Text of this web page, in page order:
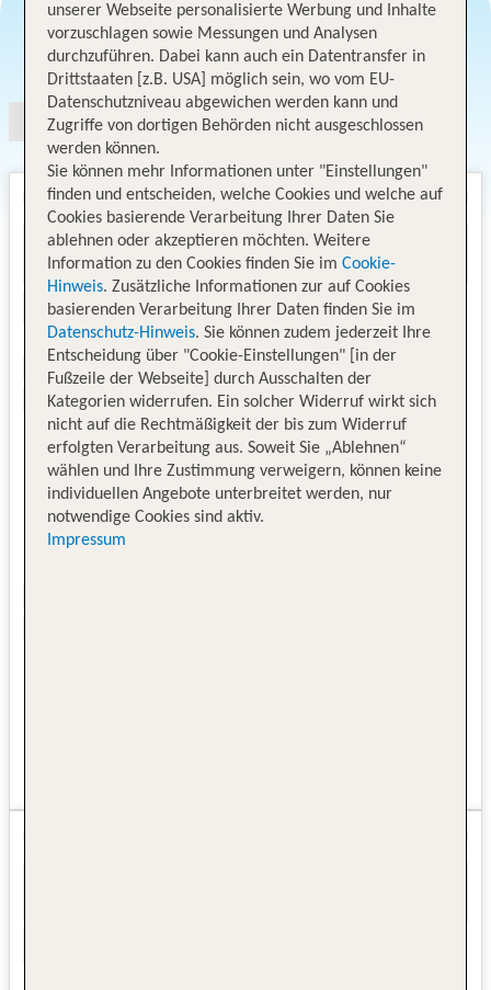
Angebotsauswahl
unserer Webseite personalisierte Werbung und Inhalte
vorzuschlagen sowie Messungen und Analysen
durchzuführen. Dabei kann auch ein Datentransfer in
Drittstaaten [z.B. USA] möglich sein, wo vom EU-
Datenschutzniveau abgewichen werden kann und
Zugriffe von dortigen Behörden nicht ausgeschlossen
werden können.
Sie können mehr Informationen unter "Einstellungen"
finden und entscheiden, welche Cookies und welche auf
Cookies basierende Verarbeitung Ihrer Daten Sie
ablehnen oder akzeptieren möchten. Weitere
Information zu den Cookies finden Sie im Cookie-
Hinweis. Zusätzliche Informationen zur auf Cookies
basierenden Verarbeitung Ihrer Daten finden Sie im
Datenschutz-Hinweis. Sie können zudem jederzeit Ihre
Entscheidung über "Cookie-Einstellungen" [in der
Fußzeile der Webseite] durch Ausschalten der
Kategorien widerrufen. Ein solcher Widerruf wirkt sich
nicht auf die Rechtmäßigkeit der bis zum Widerruf
erfolgten Verarbeitung aus. Soweit Sie „Ablehnen“
wählen und Ihre Zustimmung verweigern, können keine
individuellen Angebote unterbreitet werden, nur
notwendige Cookies sind aktiv.
Impressum